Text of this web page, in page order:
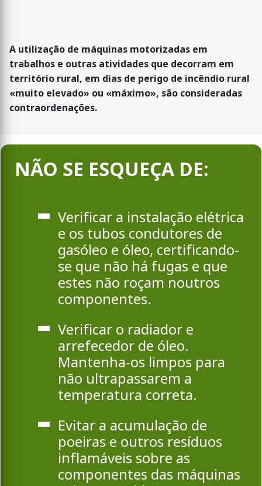
A utilização de máquinas motorizadas em
trabalhos e outras atividades que decorram em
território rural, em dias de perigo de incêndio rural
«muito elevado» ou «máximo», são consideradas
contraordenações.
NÃO SE ESQUEÇA DE:
Verificar a instalação elétrica
e os tubos condutores de
gasóleo e óleo, certificando-
se que não há fugas e que
estes não roçam noutros
componentes.
Verificar o radiador e
arrefecedor de óleo.
Mantenha-os limpos para
não ultrapassarem a
temperatura correta.
Evitar a acumulação de
poeiras e outros resíduos
inflamáveis sobre as
componentes das máquinas